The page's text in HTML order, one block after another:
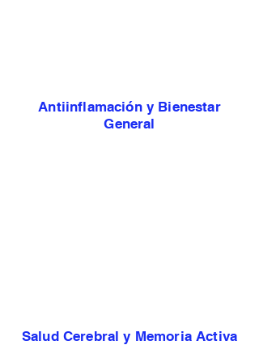
Antiinflamación y Bienestar
General
Salud Cerebral y Memoria Activa